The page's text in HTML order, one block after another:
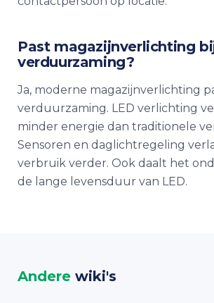
Past magazijnverlichting
verduurzaming?
Ja, moderne magazijnverlichting
verduurzaming. LED verlichting
minder energie dan traditionele
Sensoren en daglichtregeling
verbruik verder. Ook daalt het
de lange levensduur van LED.
Andere wiki's